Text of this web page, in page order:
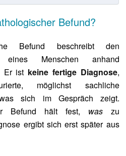
Befund?
Befund beschreibt den
eines Menschen anhand
Er ist keine fertige Diagnose,
möglichst sachliche
sich im Gespräch zeigt.
Befund hält fest, waszu
ergibt sich erst später aus